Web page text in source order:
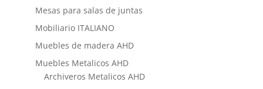
Mesas para salas de juntas
Mobiliario ITALIANO
Muebles de madera AHD
Muebles Metalicos AHD
Archiveros Metalicos AHD